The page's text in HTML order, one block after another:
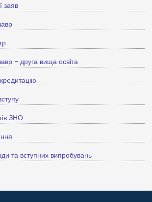
заяв
- друга вища освіта
ЗНО
та вступних випробувань